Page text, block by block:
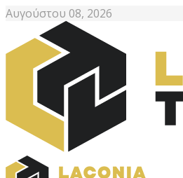
Αυγούστου 08, 2026